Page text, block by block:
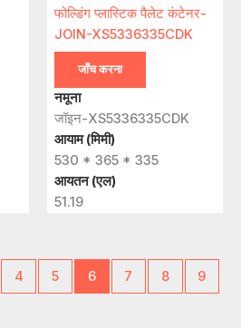
फोल्डिंग प्लास्टिक पैलेट कंटेनर-
JOIN-XS5336335CDK
जाँच करना
नमूना
जॉइन-XS5336335CDK
आयाम (मिमी)
530 * 365 * 335
आयतन (एल)
51.19
4 5 6 7 8 9